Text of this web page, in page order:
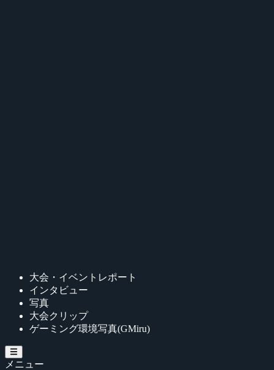
大会・イベントレポート
インタビュー
写真
大会クリップ
ゲーミング環境写真(GMiru)
メニュー